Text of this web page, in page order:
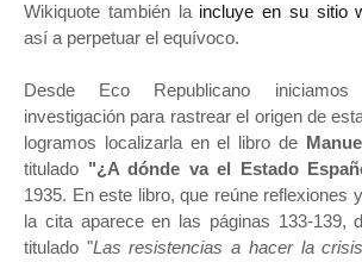
Wikiquote también la incluye en su sitio
así a perpetuar el equívoco.
Desde Eco Republicano
investigación para rastrear el origen de
logramos localizarla en el libro de
titulado "¿A dónde va el Estado
1935. En este libro, que reúne reflexiones
la cita aparece en las páginas 133-139,
titulado "Las resistencias a hacer la